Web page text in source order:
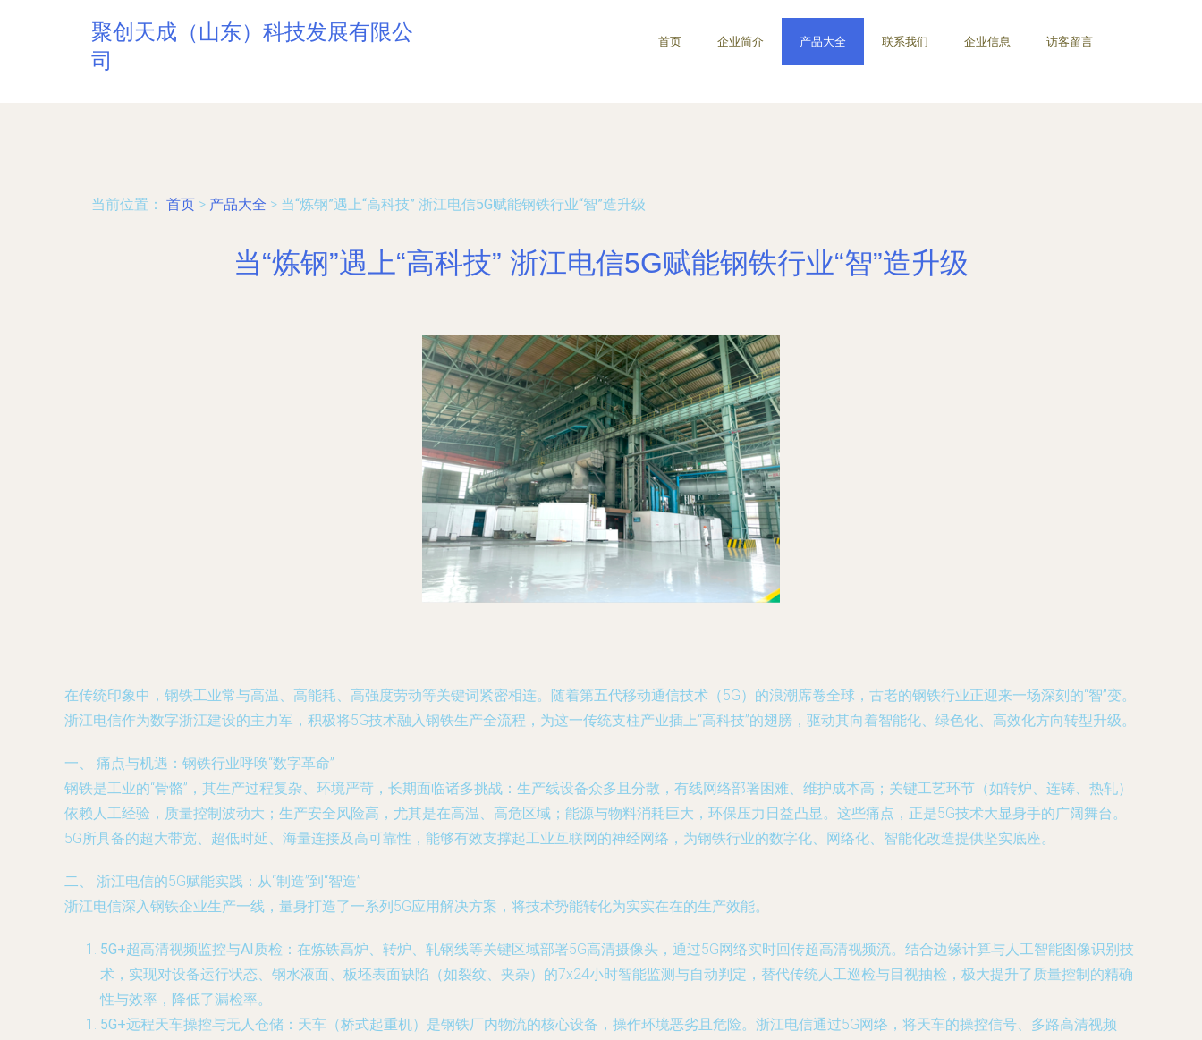
聚创天成（山东）科技发展有限公
司
首页 企业简介 产品大全 联系我们 企业信息 访客留言
当前位置： 首页 > 产品大全 > 当“炼钢”遇上“高科技” 浙江电信5G赋能钢铁行业“智”造升级
当“炼钢”遇上“高科技” 浙江电信5G赋能钢铁行业“智”造升级
在传统印象中，钢铁工业常与高温、高能耗、高强度劳动等关键词紧密相连。随着第五代移动通信技术（5G）的浪潮席卷全球，古老的钢铁行业正迎来一场深刻的“智”变。
浙江电信作为数字浙江建设的主力军，积极将5G技术融入钢铁生产全流程，为这一传统支柱产业插上“高科技”的翅膀，驱动其向着智能化、绿色化、高效化方向转型升级。
一、 痛点与机遇：钢铁行业呼唤“数字革命”
钢铁是工业的“骨骼”，其生产过程复杂、环境严苛，长期面临诸多挑战：生产线设备众多且分散，有线网络部署困难、维护成本高；关键工艺环节（如转炉、连铸、热轧）
依赖人工经验，质量控制波动大；生产安全风险高，尤其是在高温、高危区域；能源与物料消耗巨大，环保压力日益凸显。这些痛点，正是5G技术大显身手的广阔舞台。
5G所具备的超大带宽、超低时延、海量连接及高可靠性，能够有效支撑起工业互联网的神经网络，为钢铁行业的数字化、网络化、智能化改造提供坚实底座。
二、 浙江电信的5G赋能实践：从“制造”到“智造”
浙江电信深入钢铁企业生产一线，量身打造了一系列5G应用解决方案，将技术势能转化为实实在在的生产效能。
5G+超高清视频监控与AI质检 ：在炼铁高炉、转炉、轧钢线等关键区域部署5G高清摄像头，通过5G网络实时回传超高清视频流。结合边缘计算与人工智能图像识别技
术，实现对设备运行状态、钢水液面、板坯表面缺陷（如裂纹、夹杂）的7x24小时智能监测与自动判定，替代传统人工巡检与目视抽检，极大提升了质量控制的精确
性与效率，降低了漏检率。
5G+远程天车操控与无人仓储 ：天车（桥式起重机）是钢铁厂内物流的核心设备，操作环境恶劣且危险。浙江电信通过5G网络，将天车的操控信号、多路高清视频